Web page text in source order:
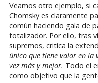
Veamos otro ejemplo, si
Chomsky es claramente
común haciendo gala de
totalizador. Por ello, tras
supremos, critica la
único que tiene valor en la
vez más y mejor. Todo el
como objetivo que la